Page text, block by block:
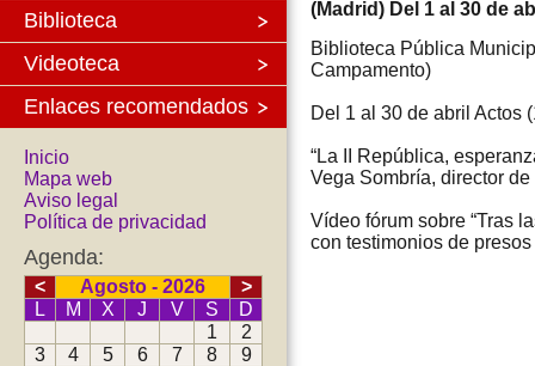
Biblioteca
Videoteca
Enlaces recomendados
Inicio
Mapa web
Aviso legal
Política de privacidad
Agenda:
< Agosto - 2026
>
L
M X J V S
D
1
2
3
4 5 6 7 8
9
(Madrid) Del 1 al 30 de
Biblioteca Pública
Campamento)
Del 1 al 30 de abril Actos
“La II República,
Vega Sombría, director
Vídeo fórum sobre “Tras
con testimonios de